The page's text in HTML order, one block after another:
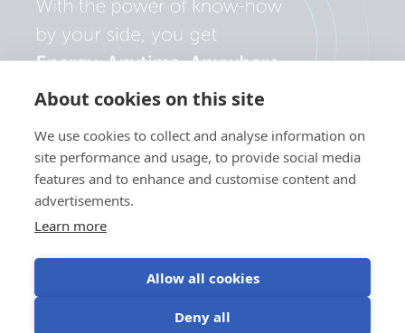
About cookies on this site
We use cookies to collect and analyse information on
site performance and usage, to provide social media
features and to enhance and customise content and
advertisements.
Learn more
Allow all cookies
Deny all
Privatlivspolitik